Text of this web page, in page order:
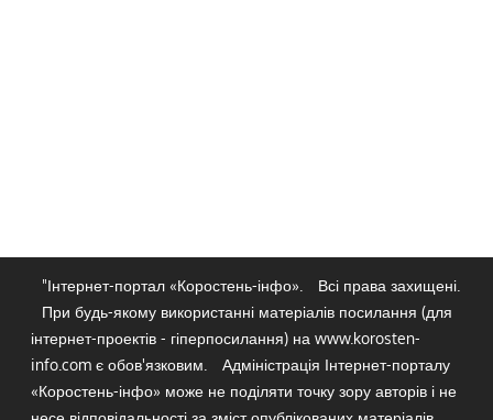
"Інтернет-портал «Коростень-інфо».
Всі права захищені.
При будь-якому використанні матеріалів посилання (для
інтернет-проектів - гіперпосилання) на www.korosten-
info.com є обов'язковим.
Адміністрація Інтернет-порталу
«Коростень-інфо» може не поділяти точку зору авторів і не